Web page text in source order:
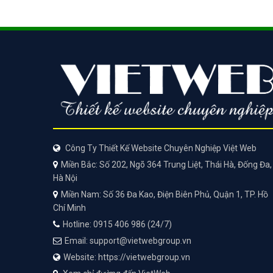
Công Ty Thiết Kế Website Chuyên Nghiệp Việt Web
Miền Bắc: Số 202, Ngõ 364 Trung Liệt, Thái Hà, Đống Đa,
Hà Nội
Miền Nam: Số 36 Đa Kao, Điện Biên Phủ, Quận 1, TP. Hồ
Chí Minh
Hotline: 0915 406 986 (24/7)
Email: support@vietwebgroup.vn
Website: https://vietwebgroup.vn